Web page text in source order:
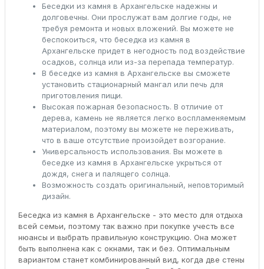
Беседки из камня в Архангельске надежны и
долговечны. Они прослужат вам долгие годы, не
требуя ремонта и новых вложений. Вы можете не
беспокоиться, что беседка из камня в
Архангельске придет в негодность под воздействие
осадков, солнца или из-за перепада температур.
В беседке из камня в Архангельске вы сможете
установить стационарный мангал или печь для
приготовления пищи.
Высокая пожарная безопасность. В отличие от
дерева, камень не является легко воспламеняемым
материалом, поэтому вы можете не переживать,
что в ваше отсутствие произойдет возгорание.
Универсальность использования. Вы можете в
беседке из камня в Архангельске укрыться от
дождя, снега и палящего солнца.
Возможность создать оригинальный, неповторимый
дизайн.
Беседка из камня в Архангельске - это место для отдыха
всей семьи, поэтому так важно при покупке учесть все
нюансы и выбрать правильную конструкцию. Она может
быть выполнена как с окнами, так и без. Оптимальным
вариантом станет комбинированный вид, когда две стены